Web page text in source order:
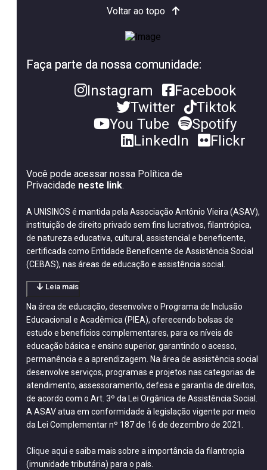
Voltar ao topo
Faça parte da nossa comunidade:
Instagram
Facebook
Twitter
Tiktok
You Tube
Spotify
LinkedIn
Flickr
Você pode acessar nossa Política de
Privacidade neste link.
A UNISINOS é mantida pela Associação Antônio Vieira (ASAV),
instituição de direito privado sem fins lucrativos, filantrópica,
de natureza educativa, cultural, assistencial e beneficente,
certificada como Entidade Beneficente de Assistência Social
(CEBAS), nas áreas de educação e assistência social.
Leia mais
Na área de educação, desenvolve o Programa de Inclusão
Educacional e Acadêmica (PIEA), oferecendo bolsas de
estudo e benefícios complementares, para os níveis de
educação básica e ensino superior, garantindo o acesso,
permanência e a aprendizagem. Na área de assistência social
desenvolve serviços, programas e projetos nas categorias de
atendimento, assessoramento, defesa e garantia de direitos,
de acordo com o Art. 3º da Lei Orgânica de Assistência Social.
A ASAV atua em conformidade à legislação vigente por meio
da Lei Complementar nº 187 de 16 de dezembro de 2021.
Clique aqui e saiba mais sobre a importância da filantropia
(imunidade tributária) para o país.